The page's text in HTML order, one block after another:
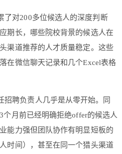
了对200多位候选人的深度判断
长，哪些院校背景的候选人在
渠道推荐的人才质量稳定。这些
在微信聊天记录和几个Excel表格
招聘负责人几乎是从零开始。同
月前已经明确拒绝offer的候选人
能力强但团队协作有明显短板的
时间），甚至在同一个猎头渠道